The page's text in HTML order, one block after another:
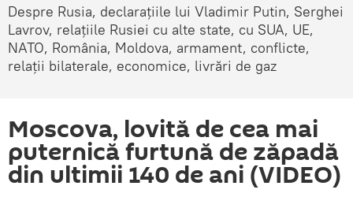
Despre Rusia, declarațiile lui Vladimir Putin, Serghei
Lavrov, relațiile Rusiei cu alte state, cu SUA, UE,
NATO, România, Moldova, armament, conflicte,
relații bilaterale, economice, livrări de gaz
Moscova, lovită de cea mai
puternică furtună de zăpadă
din ultimii 140 de ani (VIDEO)